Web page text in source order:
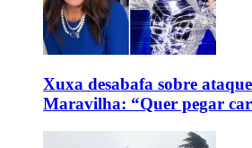
Xuxa desabafa sobre
Maravilha: “Quer pegar